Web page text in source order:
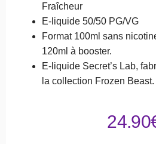
Fraîcheur
E-liquide 50/50 PG/VG
Format 100ml sans
120ml à booster.
E-liquide Secret’s Lab,
la collection Frozen Beast.
24.90